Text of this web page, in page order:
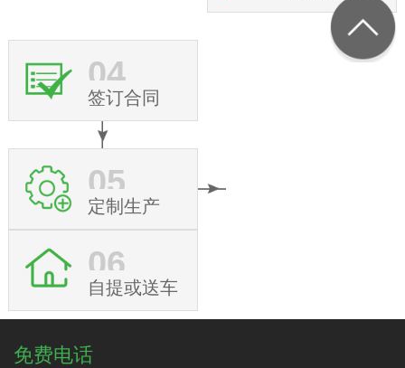
04
签订合同
05
定制生产
06
自提或送车
免费电话